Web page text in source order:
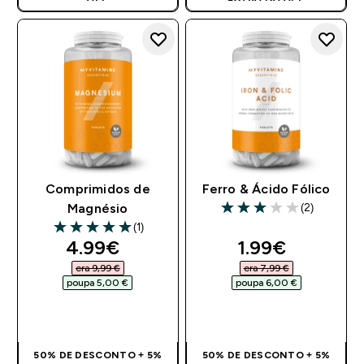
Comprimidos de
Magnésio
5 out of 5 stars
(1)
discounted price
4.99€‎
era 9,99 €‎
poupa 5,00 €‎
50% DE DESCONTO + 5%
Ferro & Ácido Fólico
3 out of 5 stars
(2)
discounted
1.99€‎
era 7,99 €‎
poupa 6,00 €‎
50% DE DESCONTO + 5%